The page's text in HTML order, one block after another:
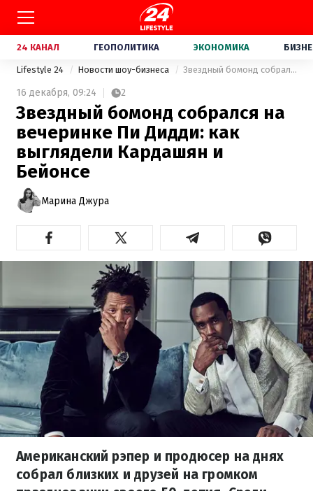
24 КАНАЛ ГЕОПОЛИТИКА ЭКОНОМИКА
Lifestyle 24 Новости шоу-бизнеса Звездный бомонд собрался на вечеринке Пи Дидди: как выглядели Кардашян и Бейонсе
16 декабря, 09:24 2
Звездный бомонд собрался на
вечеринке Пи Дидди: как
выглядели Кардашян и
Бейонсе
Марина Джура
Американский рэпер и продюсер на днях
собрал близких и друзей на громком